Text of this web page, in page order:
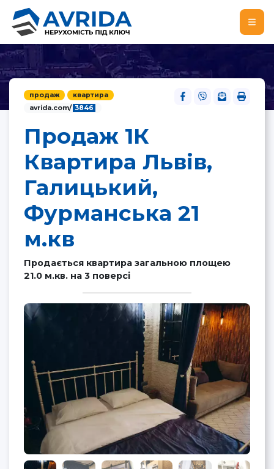
продаж
квартира
avrida.com/ 3846
Продаж 1К
Квартира Львів,
Галицький,
Фурманська 21
м.кв
Продається квартира загальною площею
21.0 м.кв. на 3 поверсі